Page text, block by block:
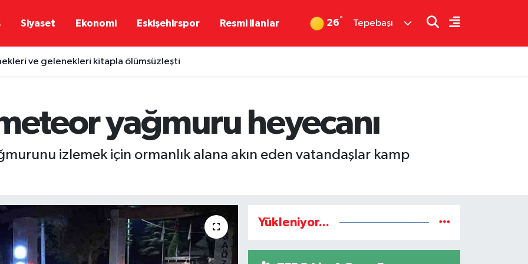
Siyaset Ekonomi Eskişehirspor Resmi ilanlar 26° Tepebaşı
ve gelenekleri kitapla ölümsüzleşti
yağmuru heyecanı
izlemek için ormanlık alana akın eden vatandaşlar kamp
Yükleniyor...